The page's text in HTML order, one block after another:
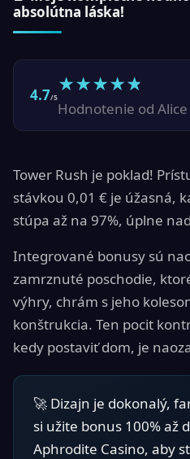
absolútna láska!
4.7/5
★★★★★
Hodnotenie od Alice
Tower Rush je poklad!
stávkou 0,01 € je úžasná,
stúpa až na 97%, úplne
Integrované bonusy sú
zamrznuté poschodie,
výhry, chrám s jeho
konštrukcia. Ten pocit
kedy postaviť dom, je
🚀 Dizajn je dokonalý,
si užite bonus 100% až
Aphrodite Casino, aby